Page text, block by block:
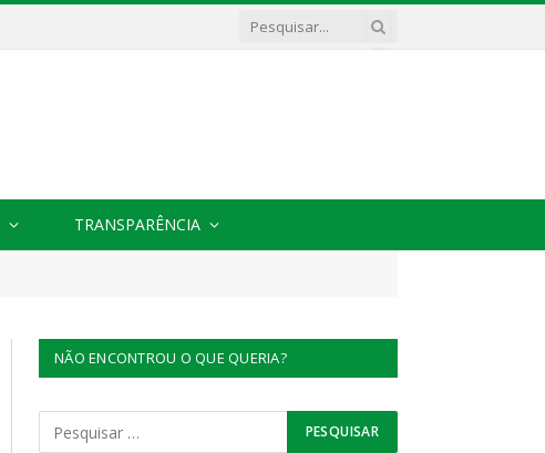
TRANSPARÊNCIA
NÃO ENCONTROU O QUE QUERIA?